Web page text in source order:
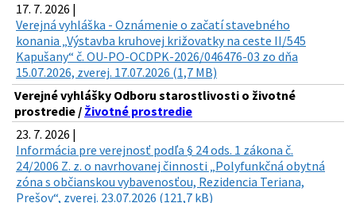
17. 7. 2026 |
Verejná vyhláška - Oznámenie o začatí stavebného
konania „Výstavba kruhovej križovatky na ceste II/545
Kapušany“ č. OU-PO-OCDPK-2026/046476-03 zo dňa
15.07.2026, zverej. 17.07.2026 (1,7 MB)
Verejné vyhlášky Odboru starostlivosti o životné
prostredie / Životné prostredie
23. 7. 2026 |
Informácia pre verejnosť podľa § 24 ods. 1 zákona č.
24/2006 Z. z. o navrhovanej činnosti „Polyfunkčná obytná
zóna s občianskou vybavenosťou, Rezidencia Teriana,
Prešov“, zverej. 23.07.2026 (121,7 kB)